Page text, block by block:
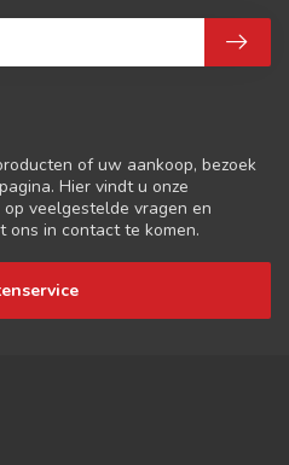
of uw aankoop, bezoek
Hier vindt u onze
veelgestelde vragen en
ons in contact te komen.